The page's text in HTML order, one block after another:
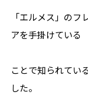
「エルメス」の
アを手掛けている
ことで知られてい
した。